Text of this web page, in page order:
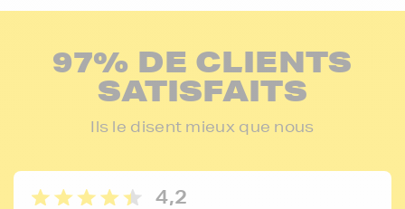
97% DE CLIENTS
SATISFAITS
Ils le disent mieux que nous
4,2